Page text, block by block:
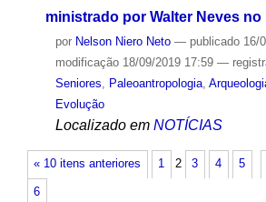
ministrado por Walter Neves no
por Nelson Niero Neto — publicado16/
modificação18/09/2019 17:59 —
Seniores, Paleoantropologia,
Evolução
Localizado em NOTÍCIAS
« 10 itens anteriores 1 2 3 4 5
6